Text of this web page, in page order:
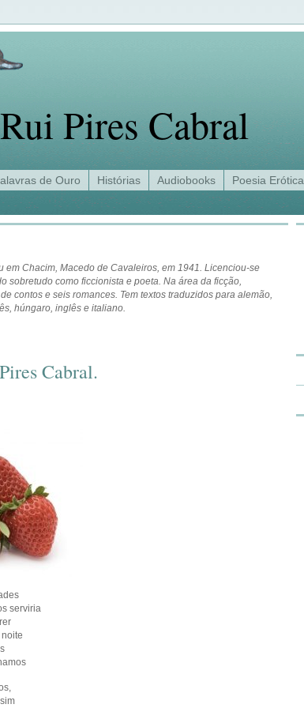
Rui Pires Cabral
de Ouro Histórias Audiobooks Poesia Erótica
em Chacim, Macedo de Cavaleiros, em 1941. Licenciou-se
sobretudo como ficcionista e poeta. Na área da ficção,
contos e seis romances. Tem textos traduzidos para alemão,
húngaro, inglês e italiano.
Cabral.
serviria